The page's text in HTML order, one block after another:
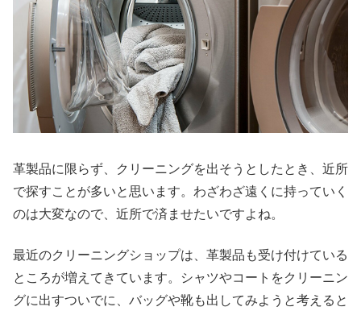
革製品に限らず、クリーニングを出そうとしたとき、近所
で探すことが多いと思います。わざわざ遠くに持っていく
のは大変なので、近所で済ませたいですよね。
最近のクリーニングショップは、革製品も受け付けている
ところが増えてきています。シャツやコートをクリーニン
グに出すついでに、バッグや靴も出してみようと考えると